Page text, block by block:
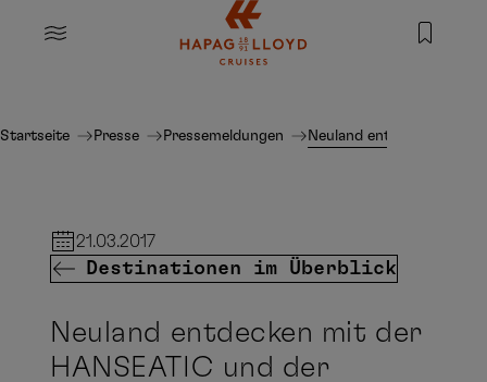
Springe zum Hauptinhalt
MENU
Startseite Presse Pressemeldungen Neuland entdecken mit
21.03.2017
Destinationen im Überblick
Neuland entdecken mit der
HANSEATIC und der